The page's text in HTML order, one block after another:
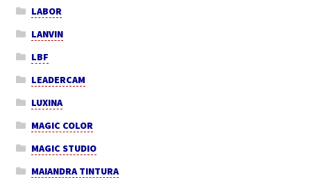
LABOR
LANVIN
LBF
LEADERCAM
LUXINA
MAGIC COLOR
MAGIC STUDIO
MAIANDRA TINTURA